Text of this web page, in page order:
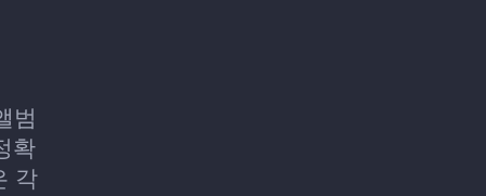
범
확
각